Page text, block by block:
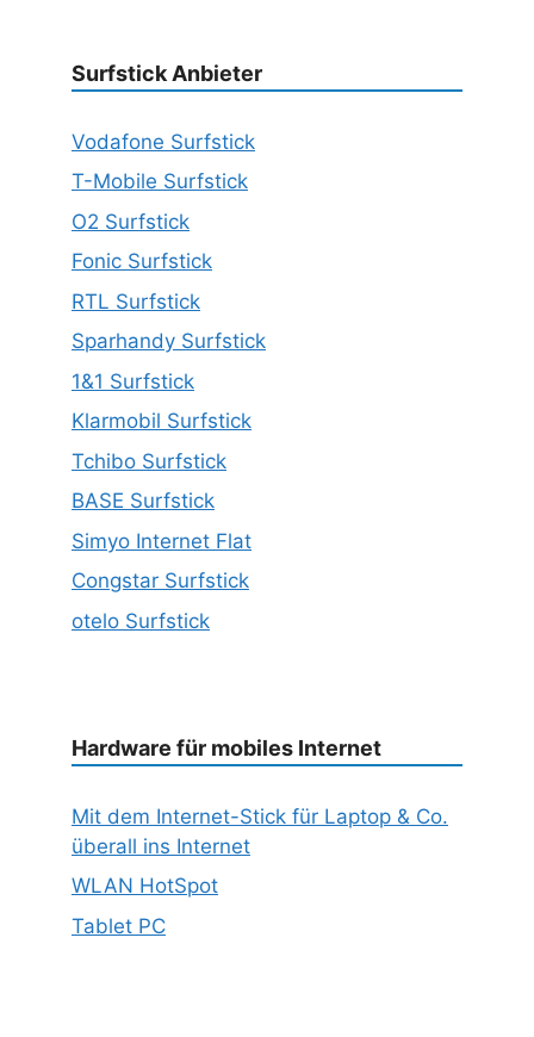
Surfstick Anbieter
Vodafone Surfstick
T-Mobile Surfstick
O2 Surfstick
Fonic Surfstick
RTL Surfstick
Sparhandy Surfstick
1&1 Surfstick
Klarmobil Surfstick
Tchibo Surfstick
BASE Surfstick
Simyo Internet Flat
Congstar Surfstick
otelo Surfstick
Hardware für mobiles Internet
Mit dem Internet-Stick für Laptop & Co.
überall ins Internet
WLAN HotSpot
Tablet PC